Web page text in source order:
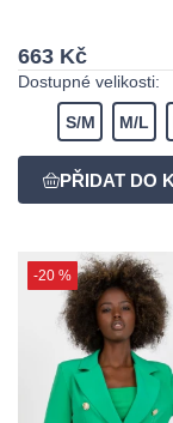
663 Kč
Dostupné velikosti:
S/M M/L
-20 %